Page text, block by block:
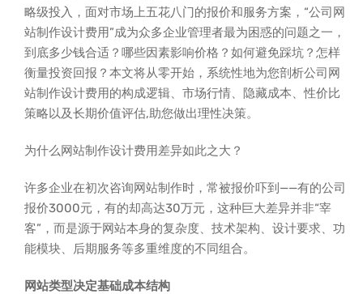
略级投入，面对市场上五花八门的报价和服务方案，“公司网
站制作设计费用”成为众多企业管理者最为困惑的问题之一，
到底多少钱合适？哪些因素影响价格？如何避免踩坑？怎样
衡量投资回报？本文将从零开始，系统性地为您剖析公司网
站制作设计费用的构成逻辑、市场行情、隐藏成本、性价比
策略以及长期价值评估,助您做出理性决策。
为什么网站制作设计费用差异如此之大？
许多企业在初次咨询网站制作时，常被报价吓到——有的公司
报价3000元，有的却高达30万元，这种巨大差异并非“宰
客”，而是源于网站本身的复杂度、技术架构、设计要求、功
能模块、后期服务等多重维度的不同组合。
网站类型决定基础成本结构